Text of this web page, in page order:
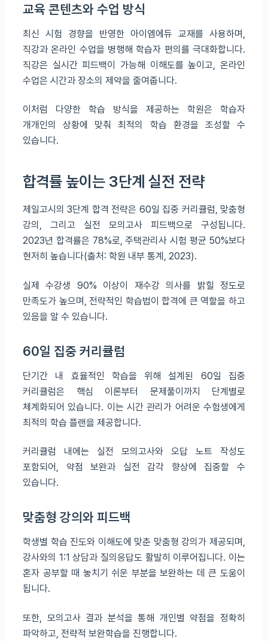
교육 콘텐츠와 수업 방식
최신 시험 경향을 반영한 아이엠에듀 교재를 사용하며,
직강과 온라인 수업을 병행해 학습자 편의를 극대화합니다.
직강은 실시간 피드백이 가능해 이해도를 높이고, 온라인
수업은 시간과 장소의 제약을 줄여줍니다.
이처럼 다양한 학습 방식을 제공하는 학원은 학습자
개개인의 상황에 맞춰 최적의 학습 환경을 조성할 수
있습니다.
합격률 높이는 3단계 실전 전략
제일고시의 3단계 합격 전략은 60일 집중 커리큘럼, 맞춤형
강의, 그리고 실전 모의고사 피드백으로 구성됩니다.
2023년 합격률은 78%로, 주택관리사 시험 평균 50%보다
현저히 높습니다(출처: 학원 내부 통계, 2023).
실제 수강생 90% 이상이 재수강 의사를 밝힐 정도로
만족도가 높으며, 전략적인 학습법이 합격에 큰 역할을 하고
있음을 알 수 있습니다.
60일 집중 커리큘럼
단기간 내 효율적인 학습을 위해 설계된 60일 집중
커리큘럼은 핵심 이론부터 문제풀이까지 단계별로
체계화되어 있습니다. 이는 시간 관리가 어려운 수험생에게
최적의 학습 플랜을 제공합니다.
커리큘럼 내에는 실전 모의고사와 오답 노트 작성도
포함되어, 약점 보완과 실전 감각 향상에 집중할 수
있습니다.
맞춤형 강의와 피드백
학생별 학습 진도와 이해도에 맞춘 맞춤형 강의가 제공되며,
강사와의 1:1 상담과 질의응답도 활발히 이루어집니다. 이는
혼자 공부할 때 놓치기 쉬운 부분을 보완하는 데 큰 도움이
됩니다.
또한, 모의고사 결과 분석을 통해 개인별 약점을 정확히
파악하고, 전략적 보완학습을 진행합니다.